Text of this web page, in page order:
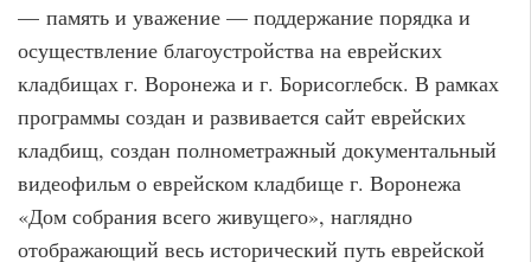
— память и уважение — поддержание порядка и
осуществление благоустройства на еврейских
кладбищах г. Воронежа и г. Борисоглебск. В рамках
программы создан и развивается сайт еврейских
кладбищ, создан полнометражный документальный
видеофильм о еврейском кладбище г. Воронежа
«Дом собрания всего живущего», наглядно
отображающий весь исторический путь еврейской